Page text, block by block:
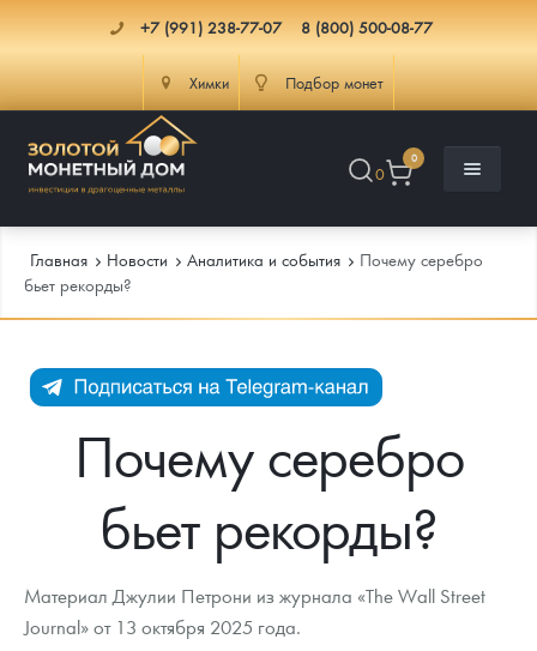
+7 (991) 238-77-07 8 (800) 500-08-77
Химки Подбор монет
0
0
Каталог Монет
Инвестиционные монеты
Монеты Россия и СССР
Памятные и старинные монеты
Монеты Царской России
Монеты стран мира после 1950г
Георгий Победоносец
Инфо
Как сделать заказ
Подлинность монет
Гарантии
Информация
Аналитика и события
Котировки
Главная Новости Аналитика и события
Почему серебро
бьет рекорды?
Почему серебро
бьет рекорды?
Материал Джулии Петрони из журнала «The Wall Street
Journal» от 13 октября 2025 года.